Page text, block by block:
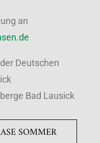
an
Deutschen
Bad Lausick
SOMMER